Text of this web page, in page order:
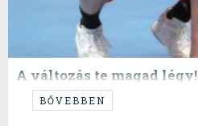
A változás te magad légy!
...Mahatma Gandhi...
BŐVEBBEN